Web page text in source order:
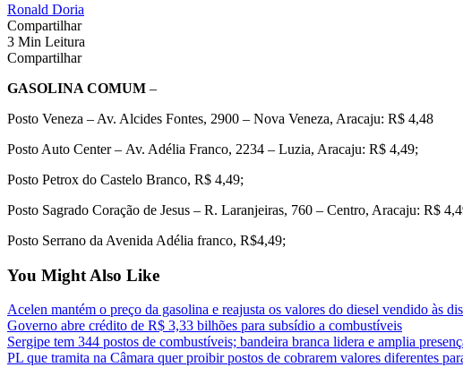
Ronald Doria
Compartilhar
3 Min Leitura
Compartilhar
GASOLINA COMUM –
Posto Veneza – Av. Alcides Fontes, 2900 – Nova Veneza, Aracaju: R$ 4,48
Posto Auto Center – Av. Adélia Franco, 2234 – Luzia, Aracaju: R$ 4,49;
Posto Petrox do Castelo Branco, R$ 4,49;
Posto Sagrado Coração de Jesus – R. Laranjeiras, 760 – Centro, Aracaju: R$
Posto Serrano da Avenida Adélia franco, R$4,49;
You Might Also Like
Acelen mantém o preço da gasolina e reajusta os valores do diesel vendido às
Governo abre crédito de R$ 3,33 bilhões para subsídio a combustíveis
Sergipe tem 344 postos de combustíveis; bandeira branca lidera e amplia
PL que tramita na Câmara quer proibir postos de cobrarem valores diferentes